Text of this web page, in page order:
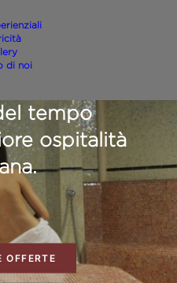
di noi
tempo
ospitalità
OFFERTE